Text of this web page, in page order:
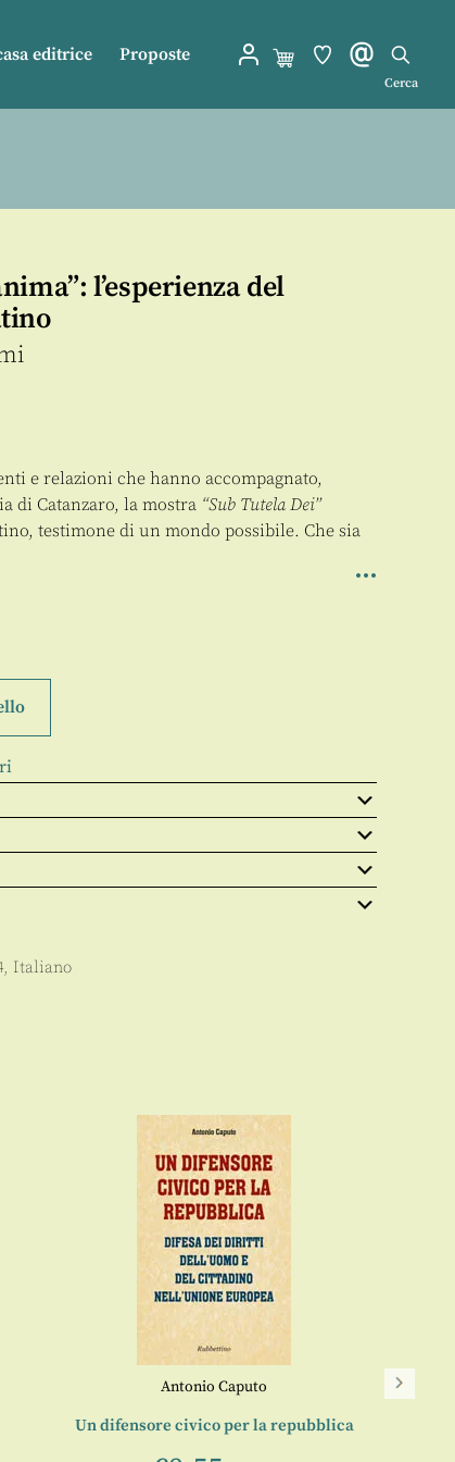
editrice Proposte
Cerca
l’esperienza del
e relazioni che hanno accompagnato,
di Catanzaro, la mostra “Sub Tutela Dei”
testimone di un mondo possibile. Che sia
, Italiano
Antonio Caputo
Un difensore civico per la repubblica